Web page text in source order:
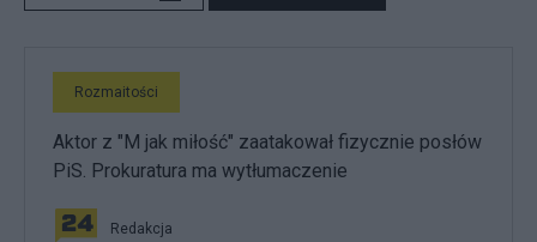
Rozmaitości
Aktor z "M jak miłość" zaatakował fizycznie posłów
PiS. Prokuratura ma wytłumaczenie
Redakcja